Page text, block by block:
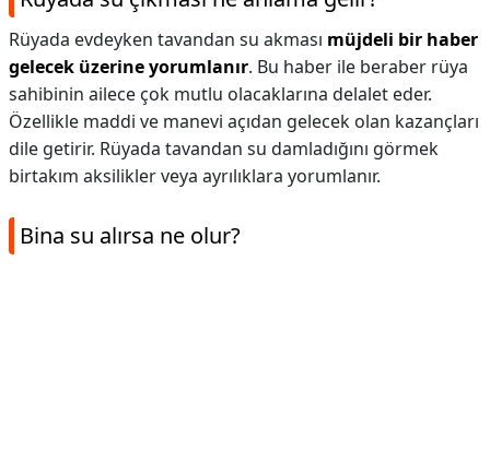
Rüyada evdeyken tavandan su akması müjdeli bir haber
gelecek üzerine yorumlanır. Bu haber ile beraber rüya
sahibinin ailece çok mutlu olacaklarına delalet eder.
Özellikle maddi ve manevi açıdan gelecek olan kazançları
dile getirir. Rüyada tavandan su damladığını görmek
birtakım aksilikler veya ayrılıklara yorumlanır.
Bina su alırsa ne olur?